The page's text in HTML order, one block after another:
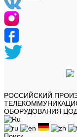
РОССИЙСКИЙ
ОБОРУДОВАНИЯ